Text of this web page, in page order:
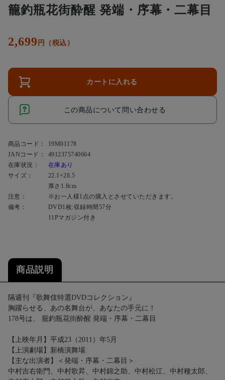
籠釣瓶花街酔醒 発端・序幕・二幕目
2,699 円（税込）
カートに入れる
この商品について問い合わせる
商品コード：
19M01178
JANコード：
4912375740664
在庫状況：
在庫あり
サイズ：
22.1×28.5
厚さ1.8cm
注意：
※お一人様1点の購入とさせていただきます。
備考：
DVD1枚:収録時間57分
11Pマガジン付き
商品説明
隔週刊『歌舞伎特選DVDコレクション』
胸躍らせる、あの名舞台が、あなたの手元に！
178号は、 籠釣瓶花街酔醒 発端・序幕・二幕目
【上映年月】平成23（2011）年5月
【上演劇場】新橋演舞場
【主な出演者】＜発端・序幕・二幕目＞
中村吉右衛門、中村歌昇、中村錦之助、中村松江、中村種太郎、